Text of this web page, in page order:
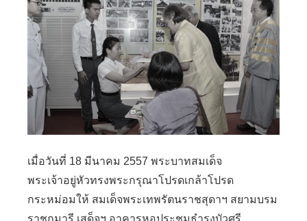
เมื่อวันที่ 18 มีนาคม 2557 พระบาทสมเด็จ
พระเจ้าอยู่หัวทรงพระกรุณาโปรดเกล้าโปรด
กระหม่อมให้ สมเด็จพระเทพรัตนราชสุดาฯ สยามบรม
ราชกุมารี เสด็จฯ อาคารหอประชุมธำรงบัวศรี